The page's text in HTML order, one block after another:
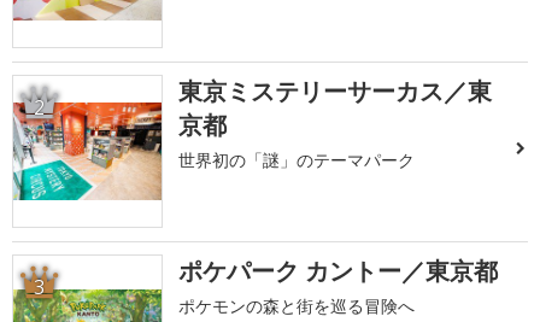
2
東京ミステリーサーカス／東
京都
世界初の「謎」のテーマパーク
3 ポケパーク カントー／東京都
ポケモンの森と街を巡る冒険へ